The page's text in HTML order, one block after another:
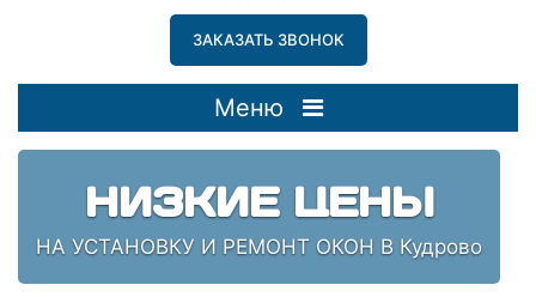
ЗАКАЗАТЬ ЗВОНОК
Меню
НИЗКИЕ ЦЕНЫ
НА УСТАНОВКУ И РЕМОНТ ОКОН В Кудрово